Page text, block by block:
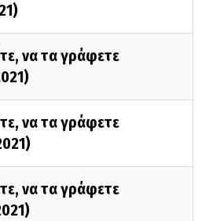
να τα γράφετε
να τα γράφετε
να τα γράφετε